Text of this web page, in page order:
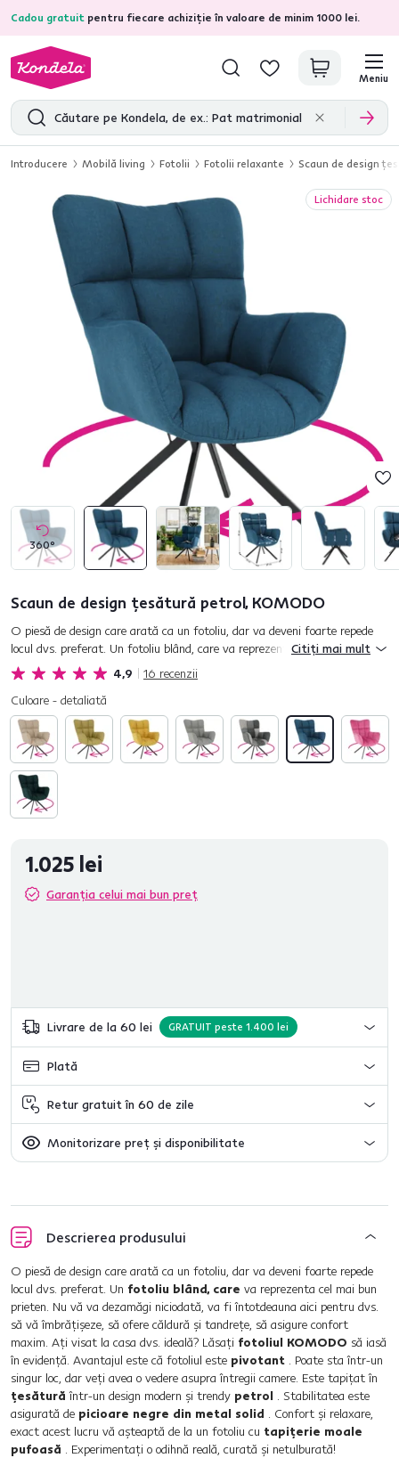
Cadou gratuit pentru fiecare achiziție în valoare de minim 1000 lei.
4,7 31.157 recenzii de produs verificate
Meniu
Introducere Mobilă living Fotolii Fotolii relaxante Scaun de design
360°
Lichidare stoc
Scaun de design ţesătură petrol, KOMODO
4,9 16 recenzii
O piesă de design care arată ca un fotoliu, dar va deveni foarte repede
locul dvs. preferat. Un fotoliu blând, care va reprezenta cel mai bun
prieten. Nu vă va dezamăgi niciodată, va fi întotdeaun...
Citiți mai mult
Culoare - detaliată
1.025 lei
Garanția celui mai bun preț
Livrare de la 60 lei GRATUIT peste 1.400 lei
Plată
Retur gratuit în 60 de zile
Monitorizare preț și disponibilitate
Descrierea produsului
O piesă de design care arată ca un fotoliu, dar va deveni foarte repede
locul dvs. preferat. Un fotoliu blând, care va reprezenta cel mai bun
prieten. Nu vă va dezamăgi niciodată, va fi întotdeauna aici pentru dvs.
să vă îmbrăţişeze, să ofere căldură şi tandreţe, să asigure confort
maxim. Aţi visat la casa dvs. ideală? Lăsaţi fotoliul KOMODO să iasă
în evidenţă. Avantajul este că fotoliul este pivotant . Poate sta într-un
singur loc, dar veţi avea o vedere asupra întregii camere. Este tapiţat în
ţesăturăîntr-un design modern şi trendy petrol . Stabilitatea este
asigurată de picioare negre din metal solid . Confort şi relaxare,
exact acest lucru vă aşteaptă de la un fotoliu cu tapiţerie moale
pufoasă . Experimentaţi o odihnă reală, curată şi netulburată!